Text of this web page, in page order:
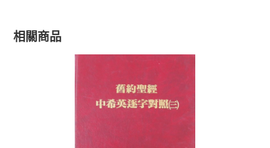
相關商品